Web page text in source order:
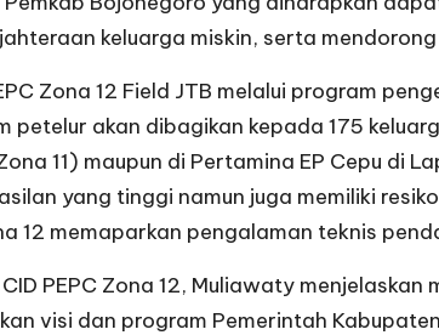
keluarga miskin, serta
Zona 12 Field JTB melalui program
petelur akan dibagikan kepada 175
11) maupun di Pertamina EP Cepu di
yang tinggi namun juga memiliki
12 memaparkan pengalaman teknis
PEPC Zona 12, Muliawaty
visi dan program Pemerintah